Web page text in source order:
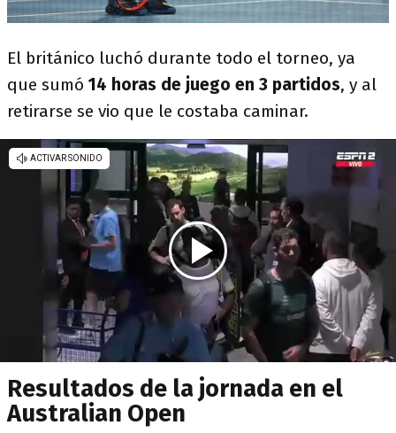
El británico luchó durante todo el torneo, ya
que sumó 14 horas de juego en 3 partidos, y al
retirarse se vio que le costaba caminar.
Resultados de la jornada en el
Australian Open